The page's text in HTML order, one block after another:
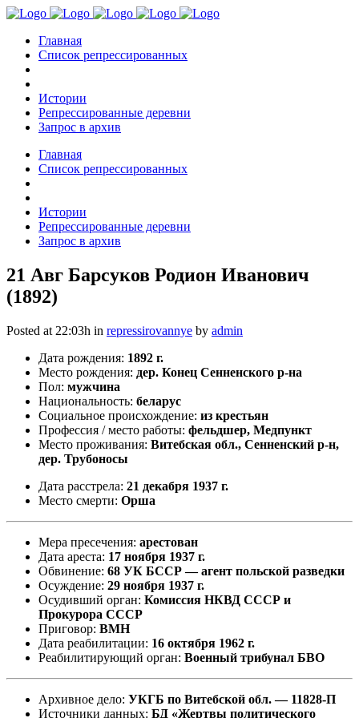
Главная
Список репрессированных
Истории
Репрессированные деревни
Запрос в архив
Главная
Список репрессированных
Истории
Репрессированные деревни
Запрос в архив
21 Авг Барсуков Родион Иванович
(1892)
Posted at 22:03h in repressirovannye by admin
Дата рождения: 1892 г.
Место рождения: дер. Конец Сенненского р-на
Пол: мужчина
Национальность: беларус
Социальное происхождение: из крестьян
Профессия / место работы: фельдшер, Медпункт
Место проживания: Витебская обл., Сенненский р-н,
дер. Трубоносы
Дата расстрела: 21 декабря 1937 г.
Место смерти: Орша
Мера пресечения: арестован
Дата ареста: 17 ноября 1937 г.
Обвинение: 68 УК БССР — агент польской разведки
Осуждение: 29 ноября 1937 г.
Осудивший орган: Комиссия НКВД СССР и
Прокурора СССР
Приговор: ВМН
Дата реабилитации: 16 октября 1962 г.
Реабилитирующий орган: Военный трибунал БВО
Архивное дело: УКГБ по Витебской обл. — 11828-П
Источники данных: БД «Жертвы политического